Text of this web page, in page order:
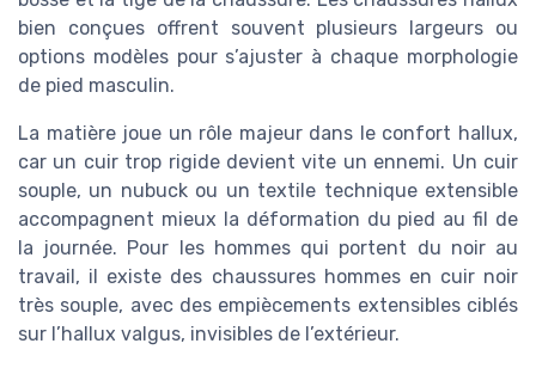
bien conçues offrent souvent plusieurs largeurs ou
options modèles pour s’ajuster à chaque morphologie
de pied masculin.
La matière joue un rôle majeur dans le confort hallux,
car un cuir trop rigide devient vite un ennemi. Un cuir
souple, un nubuck ou un textile technique extensible
accompagnent mieux la déformation du pied au fil de
la journée. Pour les hommes qui portent du noir au
travail, il existe des chaussures hommes en cuir noir
très souple, avec des empiècements extensibles ciblés
sur l’hallux valgus, invisibles de l’extérieur.